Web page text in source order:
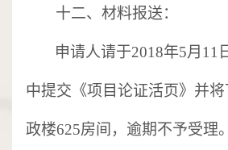
十二、 材料报送：
申请人请于2018年5月11
中提交《项目论证活页》并
政楼625房间，逾期不予受理